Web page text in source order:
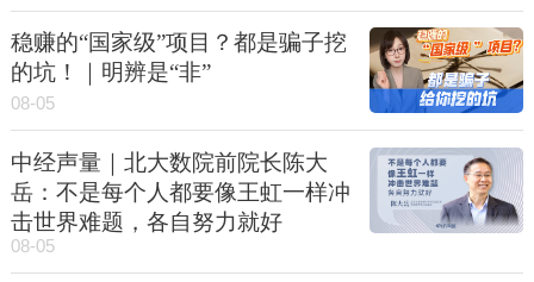
稳赚的“国家级”项目？都是骗子挖
的坑！｜明辨是“非”
08-05
中经声量｜北大数院前院长陈大
岳：不是每个人都要像王虹一样冲
击世界难题，各自努力就好
08-05